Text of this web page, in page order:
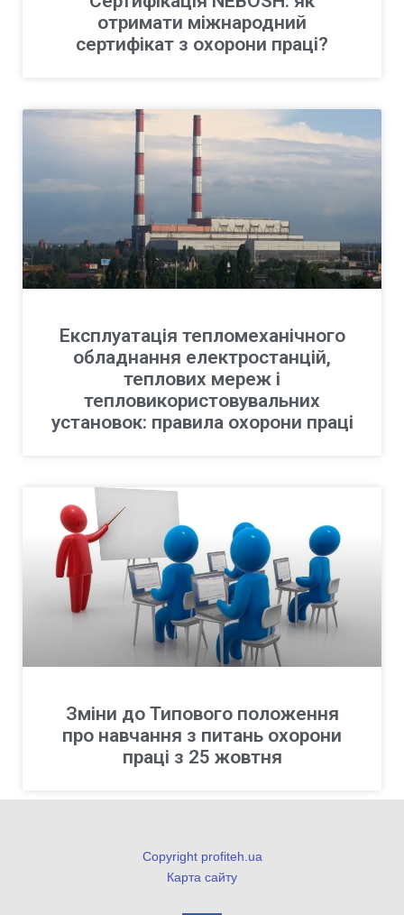
отримати міжнародний
сертифікат з охорони праці?
Експлуатація тепломеханічного
обладнання електростанцій,
теплових мереж і
тепловикористовувальних
установок: правила охорони праці
Зміни до Типового положення
про навчання з питань охорони
праці з 25 жовтня
Copyright profiteh.ua
Карта сайту